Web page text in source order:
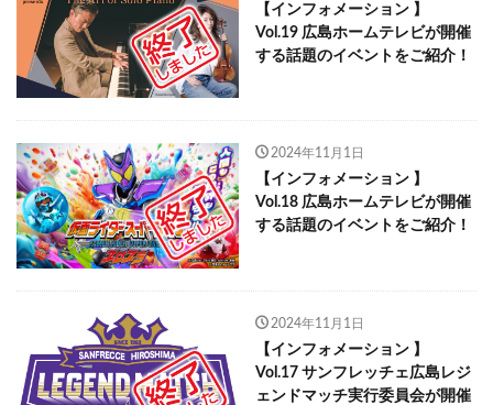
【インフォメーション 】
Vol.19 広島ホームテレビが開催
する話題のイベントをご紹介！
2024年11月1日
【インフォメーション 】
Vol.18 広島ホームテレビが開催
する話題のイベントをご紹介！
2024年11月1日
【インフォメーション 】
Vol.17 サンフレッチェ広島レジ
ェンドマッチ実行委員会が開催